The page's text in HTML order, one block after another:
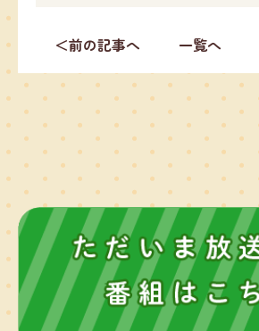
＜前の記事へ 一覧へ